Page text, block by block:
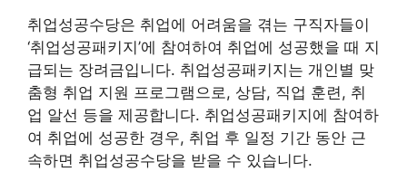
취업성공수당은 취업에 어려움을 겪는 구직자들이
‘취업성공패키지’에 참여하여 취업에 성공했을 때 지
급되는 장려금입니다. 취업성공패키지는 개인별 맞
춤형 취업 지원 프로그램으로, 상담, 직업 훈련, 취
업 알선 등을 제공합니다. 취업성공패키지에 참여하
여 취업에 성공한 경우, 취업 후 일정 기간 동안 근
속하면 취업성공수당을 받을 수 있습니다.